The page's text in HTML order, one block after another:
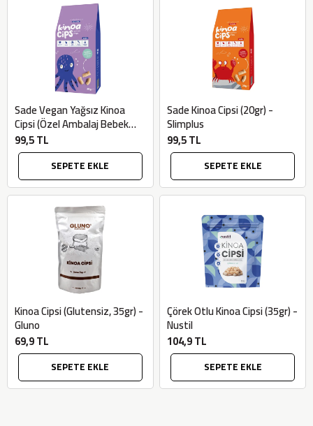
Sade Vegan Yağsız Kinoa
Cipsi (Özel Ambalaj Bebek
Ahtapot, 20gr) - Slimplus
99,5 TL
SEPETE EKLE
Sade Kinoa Cipsi (20gr) -
Slimplus
99,5 TL
SEPETE EKLE
Kinoa Cipsi (Glutensiz, 35gr) -
Gluno
69,9 TL
SEPETE EKLE
Çörek Otlu Kinoa Cipsi (35gr) -
Nustil
104,9 TL
SEPETE EKLE